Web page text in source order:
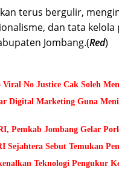
terus bergulir,
dan tata
Jombang.(Red)
No Justice Cak Soleh
Digital Marketing Guna
Pemkab Jombang Gelar
Sejahtera Sebut Temukan
Teknologi Pengukur